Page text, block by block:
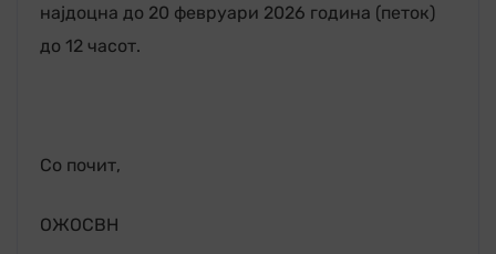
најдоцна до 20 февруари 2026 година (петок)
до 12 часот.
Со почит,
ОЖОСВН